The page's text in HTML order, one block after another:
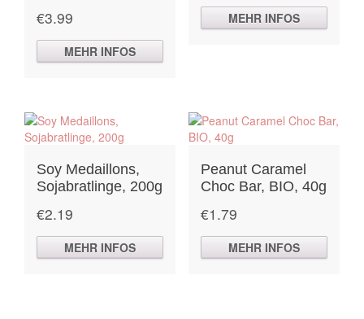
€3.99
MEHR INFOS
MEHR INFOS
Soy Medaillons,
Sojabratlinge, 200g
€2.19
MEHR INFOS
Peanut Caramel
Choc Bar, BIO, 40g
€1.79
MEHR INFOS